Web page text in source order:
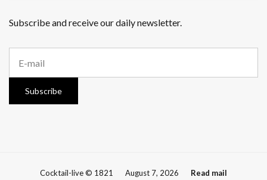
Subscribe and receive our daily newsletter.
a
Subscribe
Cocktail-live © 1821 August 7, 2026 Read mail